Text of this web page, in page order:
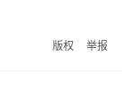
版权 举报